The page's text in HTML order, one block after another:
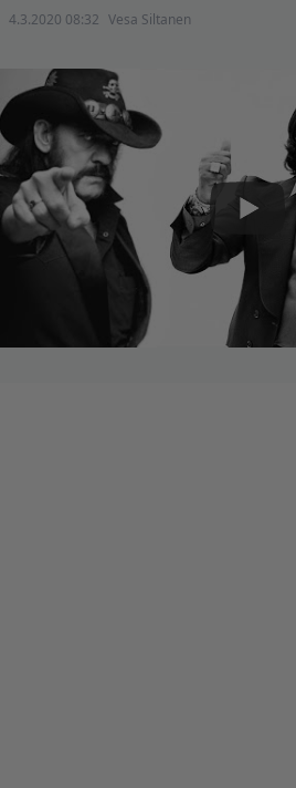
4.3.2020 08:32 Vesa Siltanen